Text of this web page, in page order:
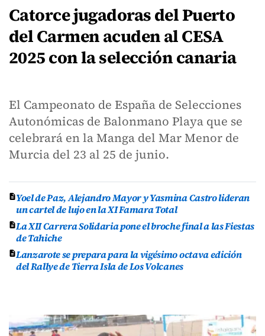
Catorce jugadoras del Puerto
del Carmen acuden al CESA
2025 con la selección canaria
El Campeonato de España de Selecciones
Autonómicas de Balonmano Playa que se
celebrará en la Manga del Mar Menor de
Murcia del 23 al 25 de junio.
Yoel de Paz, Alejandro Mayor y Yasmina Castro lideran
un cartel de lujo en la XI Famara Total
La XII Carrera Solidaria pone el broche final a las Fiestas
de Tahiche
Lanzarote se prepara para la vigésimo octava edición
del Rallye de Tierra Isla de Los Volcanes